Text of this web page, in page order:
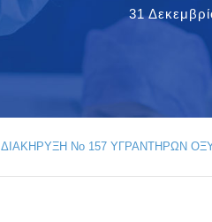
31
ΔΙΑΚΗΡΥΞΗ Νο 157 ΥΓΡΑΝΤΗΡΩΝ